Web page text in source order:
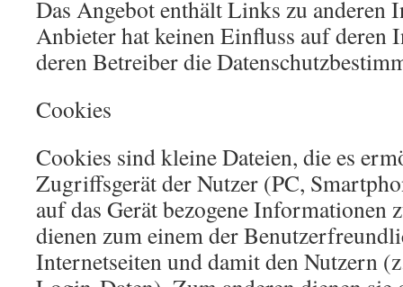
Das Angebot enthält Links zu anderen
Anbieter hat keinen Einfluss auf deren
deren Betreiber die
Cookies
Cookies sind kleine Dateien, die es
Zugriffsgerät der Nutzer (PC,
auf das Gerät bezogene Informationen
dienen zum einem der
Internetseiten und damit den Nutzern